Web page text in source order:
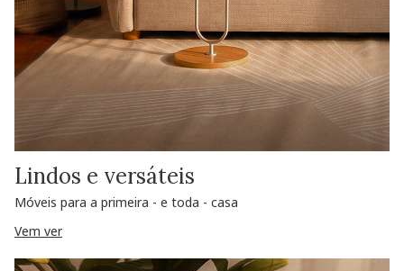
Lindos e versáteis
Móveis para a primeira - e toda - casa
Vem ver